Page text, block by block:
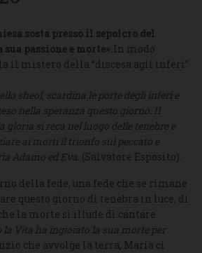
sosta presso il sepolcro del
passione e morte».In modo
il mistero della “discesa agli inferi”
sheol, scardina le porte degli inferi e
nella speranza questo giorno. Il
gloria si reca nel luogo delle tenebre e
ai morti il trionfo sul peccato e
Adamo ed Eva. (Salvatore Esposito).
della fede, una fede che se rimane
questo giorno di tenebra in luce, di
la morte si illude di cantare
la Vita ha ingioiato la sua morte per
che avvolge la terra, Maria ci